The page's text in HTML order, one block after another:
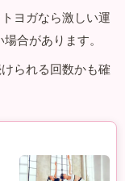
ヨガなら激しい運
合があります。
られる回数かも確